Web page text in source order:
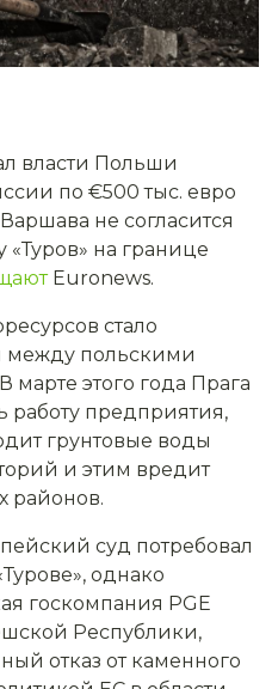
власти Польши
по €500 тыс. евро
не согласится
«Туров» на границе
Euronews.
стало
между польскими
этого года Прага
работу предприятия,
грунтовые воды
и этим вредит
районов.
суд потребовал
однако
госкомпания PGE
Республики,
отказ от каменного